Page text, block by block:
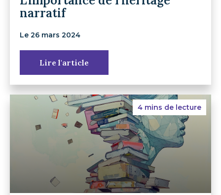
narratif
Le 26 mars 2024
Lire l'article
4 mins de lecture